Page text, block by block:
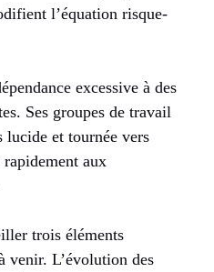
l’équation risque-
excessive à des
Ses groupes de travail
lucide et tournée vers
aux
trois éléments
venir. L’évolution des